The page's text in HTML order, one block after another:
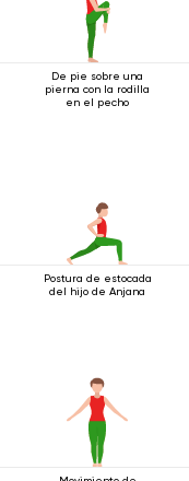
De pie sobre una
pierna con la rodilla
en el pecho
Postura de estocada
del hijo de Anjana